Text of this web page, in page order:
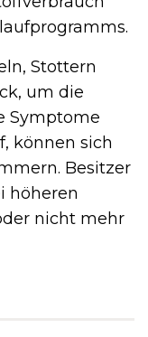
Stottern
um die
Symptome
können sich
Besitzer
höheren
nicht mehr